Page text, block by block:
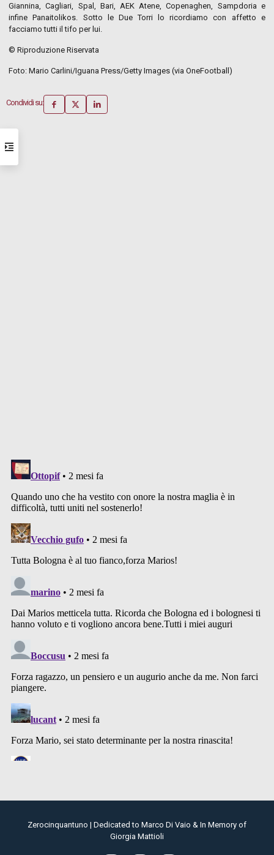
Giannina, Cagliari, Spal, Bari, AEK Atene, Copenaghen, Sampdoria e
infine Panaitolikos. Sotto le Due Torri lo ricordiamo con affetto e
facciamo tutti il tifo per lui.
© Riproduzione Riservata
Foto: Mario Carlini/Iguana Press/Getty Images (via OneFootball)
Condividi su:
Zerocinquantuno | Dedicated to Marco Di Vaio & In Memory of
Giorgia Mattioli